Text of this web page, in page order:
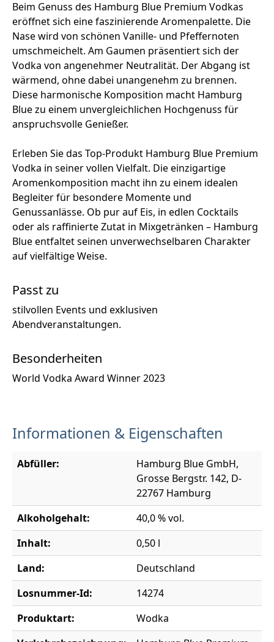
Beim Genuss des Hamburg Blue Premium Vodkas
eröffnet sich eine faszinierende Aromenpalette. Die
Nase wird von schönen Vanille- und Pfeffernoten
umschmeichelt. Am Gaumen präsentiert sich der
Vodka von angenehmer Neutralität. Der Abgang ist
wärmend, ohne dabei unangenehm zu brennen.
Diese harmonische Komposition macht Hamburg
Blue zu einem unvergleichlichen Hochgenuss für
anspruchsvolle Genießer.
Erleben Sie das Top-Produkt Hamburg Blue Premium
Vodka in seiner vollen Vielfalt. Die einzigartige
Aromenkomposition macht ihn zu einem idealen
Begleiter für besondere Momente und
Genussanlässe. Ob pur auf Eis, in edlen Cocktails
oder als raffinierte Zutat in Mixgetränken – Hamburg
Blue entfaltet seinen unverwechselbaren Charakter
auf vielfältige Weise.
Passt zu
stilvollen Events und exklusiven
Abendveranstaltungen.
Besonderheiten
World Vodka Award Winner 2023
Informationen & Eigenschaften
Abfüller:
Hamburg Blue GmbH,
Grosse Bergstr. 142, D-
22767 Hamburg
Alkoholgehalt:
40,0 % vol.
Inhalt:
0,50 l
Land:
Deutschland
Losnummer-Id:
14274
Produktart:
Wodka